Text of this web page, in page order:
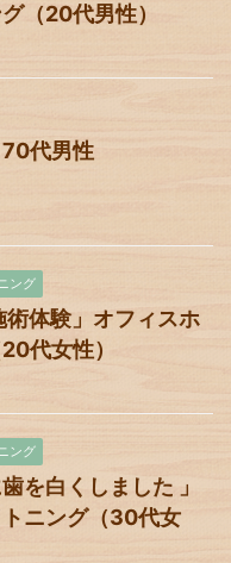
（20代男性）
代男性
ング
術体験」オフィスホ
代女性）
ング
を白くしました 」
ニング（30代女